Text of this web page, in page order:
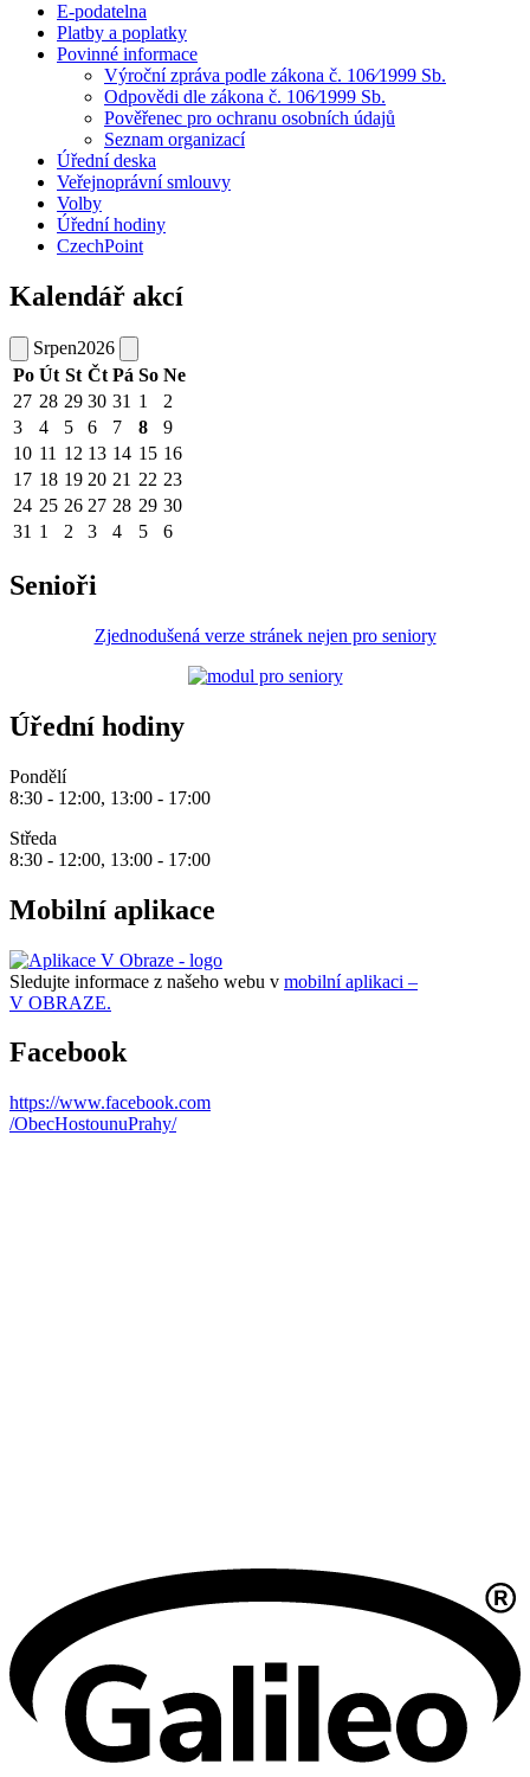
E-podatelna
Platby a poplatky
Povinné informace
Výroční zpráva podle zákona č. 106⁄1999 Sb.
Odpovědi dle zákona č. 106⁄1999 Sb.
Pověřenec pro ochranu osobních údajů
Seznam organizací
Úřední deska
Veřejnoprávní smlouvy
Volby
Úřední hodiny
CzechPoint
Kalendář akcí
Srpen2026
Po Út St Čt Pá So Ne
27 28 29 30 31 1
2
3
4 5 6 7 8
9
10 11 12 13 14 15 16
17 18 19 20 21 22 23
24 25 26 27 28 29 30
31 1 2 3 4 5 6
Senioři
Zjednodušená verze stránek nejen pro seniory
Úřední hodiny
Pondělí
8:30 - 12:00, 13:00 - 17:00
Středa
8:30 - 12:00, 13:00 - 17:00
Mobilní aplikace
Sledujte informace z našeho webu v mobilní aplikaci –
V OBRAZE.
Facebook
https://www.facebook.com
/ObecHostounuPrahy/